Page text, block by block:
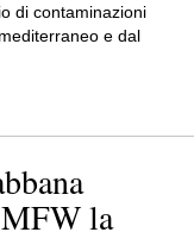
di contaminazioni
e dal
la